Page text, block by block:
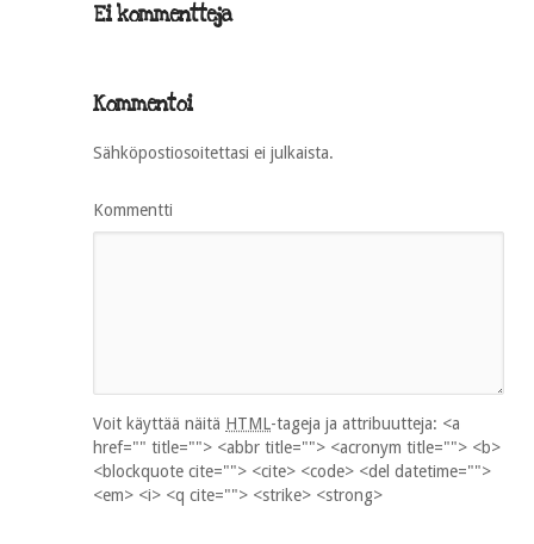
Ei kommentteja
Kommentoi
Sähköpostiosoitettasi ei julkaista.
Kommentti
Voit käyttää näitä HTML-tageja ja attribuutteja: <a
href="" title=""> <abbr title=""> <acronym title=""> <b>
<blockquote cite=""> <cite> <code> <del datetime="">
<em> <i> <q cite=""> <strike> <strong>